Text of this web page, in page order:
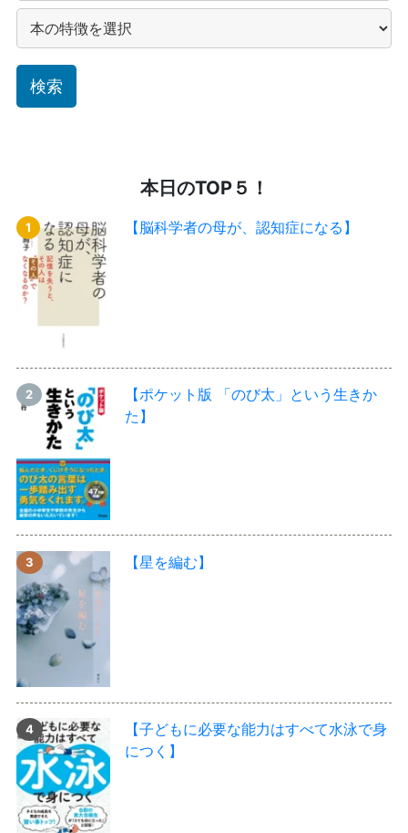
本日のTOP５！
【脳科学者の母が、認知症になる】
【ポケット版 「のび太」という生きか
た】
【星を編む】
【子どもに必要な能力はすべて水泳で身
につく】